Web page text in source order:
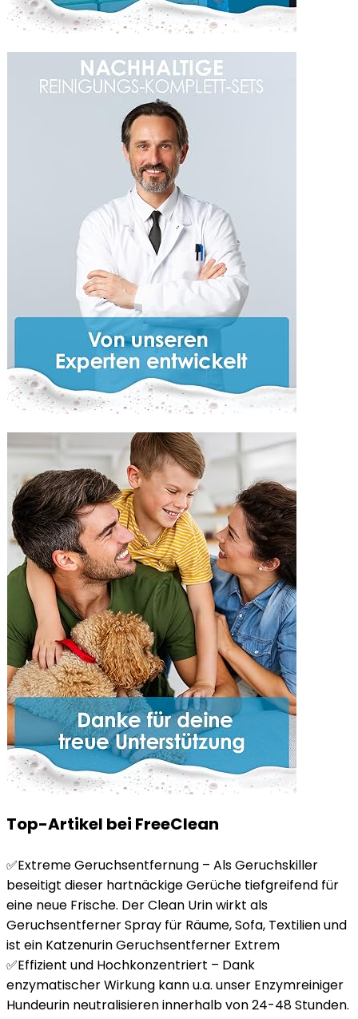
Top-Artikel bei FreeClean
✅Extreme Geruchsentfernung – Als Geruchskiller
beseitigt dieser hartnäckige Gerüche tiefgreifend für
eine neue Frische. Der Clean Urin wirkt als
Geruchsentferner Spray für Räume, Sofa, Textilien und
ist ein Katzenurin Geruchsentferner Extrem
✅Effizient und Hochkonzentriert – Dank
enzymatischer Wirkung kann u.a. unser Enzymreiniger
Hundeurin neutralisieren innerhalb von 24-48 Stunden.